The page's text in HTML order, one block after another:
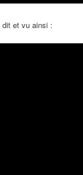
dit et vu ainsi :